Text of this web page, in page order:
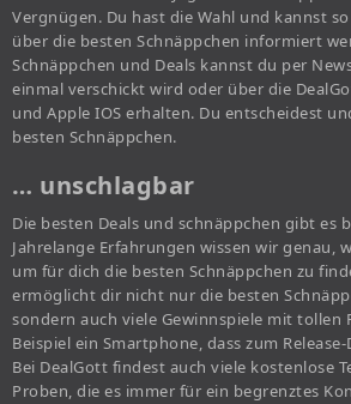
Vergnügen. Du hast die Wahl und kannst
über die besten Schnäppchen informiert
Schnäppchen und Deals kannst du per
einmal verschickt wird oder über die
und Apple IOS erhalten. Du entscheidest
besten Schnäppchen.
… unschlagbar
Die besten Deals und schnäppchen gibt es
Jahrelange Erfahrungen wissen wir genau,
um für dich die besten Schnäppchen zu
ermöglicht dir nicht nur die besten
sondern auch viele Gewinnspiele mit tollen
Beispiel ein Smartphone, dass zum
Bei DealGott findest auch viele kostenlose
Proben, die es immer für ein begrenztes